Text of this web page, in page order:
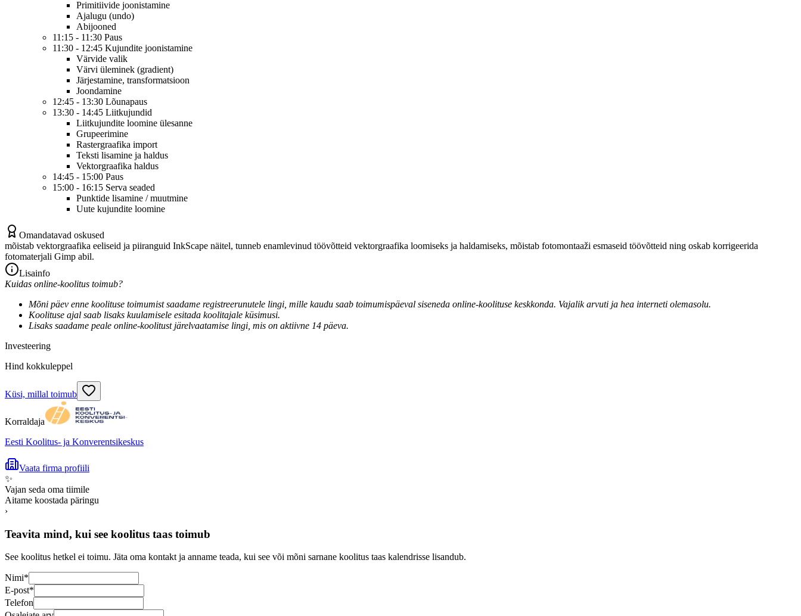
Primitiivide joonistamine
Ajalugu (undo)
Abijooned
11:15 - 11:30 Paus
11:30 - 12:45 Kujundite joonistamine
Värvide valik
Värvi üleminek (gradient)
Järjestamine, transformatsioon
Joondamine
12:45 - 13:30 Lõunapaus
13:30 - 14:45 Liitkujundid
Liitkujundite loomine ülesanne
Grupeerimine
Rastergraafika import
Teksti lisamine ja haldus
Vektorgraafika haldus
14:45 - 15:00 Paus
15:00 - 16:15 Serva seaded
Punktide lisamine / muutmine
Uute kujundite loomine
Omandatavad oskused
mõistab vektorgraafika eeliseid ja piiranguid InkScape näitel, tunneb enamlevinud töövõtteid vektorgraafika loomiseks ja haldamiseks, mõistab fotomontaaži esmaseid töövõtteid ning oskab korrigeerida
fotomaterjali Gimp abil.
Lisainfo
Kuidas online-koolitus toimub?
Mõni päev enne koolituse toimumist saadame registreerunutele lingi, mille kaudu saab toimumispäeval siseneda online-koolituse keskkonda. Vajalik arvuti ja hea interneti olemasolu.
Koolituse ajal saab lisaks kuulamisele esitada koolitajale küsimusi.
Lisaks saadame peale online-koolitust järelvaatamise lingi, mis on aktiivne 14 päeva.
Investeering
Hind kokkuleppel
Küsi, millal toimub
Korraldaja
Eesti Koolitus- ja Konverentsikeskus
Vaata firma profiili
✨
Vajan seda oma tiimile
Aitame koostada päringu
›
Teavita mind, kui see koolitus taas toimub
See koolitus hetkel ei toimu. Jäta oma kontakt ja anname teada, kui see või mõni sarnane koolitus taas kalendrisse lisandub.
Nimi*
E-post*
Telefon